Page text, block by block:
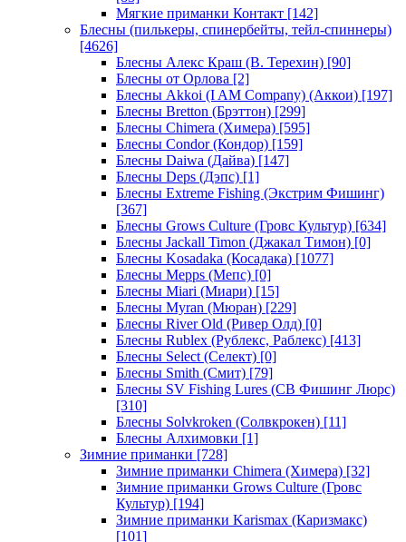
Мягкие приманки Контакт [142]
Блесны (пилькеры, спинербейты, тейл-спиннеры)
[4626]
Блесны Алекс Краш (В. Терехин) [90]
Блесны от Орлова [2]
Блесны Akkoi (I AM Company) (Аккои) [197]
Блесны Bretton (Брэттон) [299]
Блесны Chimera (Химера) [595]
Блесны Condor (Кондор) [159]
Блесны Daiwa (Дайва) [147]
Блесны Deps (Дэпс) [1]
Блесны Extreme Fishing (Экстрим Фишинг)
[367]
Блесны Grows Culture (Гровс Культур) [634]
Блесны Jackall Timon (Джакал Тимон) [0]
Блесны Kosadaka (Косадака) [1077]
Блесны Mepps (Мепс) [0]
Блесны Miari (Миари) [15]
Блесны Myran (Мюран) [229]
Блесны River Old (Ривер Олд) [0]
Блесны Rublex (Рублекс, Раблекс) [413]
Блесны Select (Селект) [0]
Блесны Smith (Смит) [79]
Блесны SV Fishing Lures (СВ Фишинг Люрс)
[310]
Блесны Solvkroken (Солвкрокен) [11]
Блесны Алхимовки [1]
Зимние приманки [728]
Зимние приманки Chimera (Химера) [32]
Зимние приманки Grows Culture (Гровс
Культур) [194]
Зимние приманки Karismax (Каризмакс)
[101]